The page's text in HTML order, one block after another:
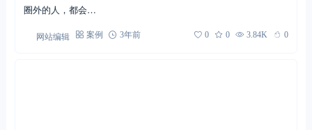
圈外的人，都会…
网站编辑 案例 3年前 0 0 3.84K 0